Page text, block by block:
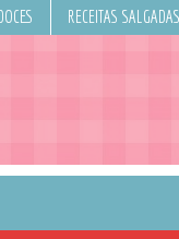
RECEITAS SALGADAS